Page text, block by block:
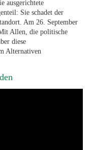
ausgerichtete
Sie schadet der
Am 26. September
Allen, die politische
diese
Alternativen